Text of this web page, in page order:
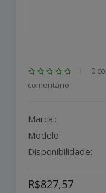
| 0
comentário
Marca::
Modelo:
Disponibilidade:
R$827,57